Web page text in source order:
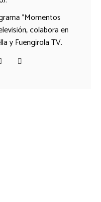
"Momentos
colabora en
y Fuengirola TV.